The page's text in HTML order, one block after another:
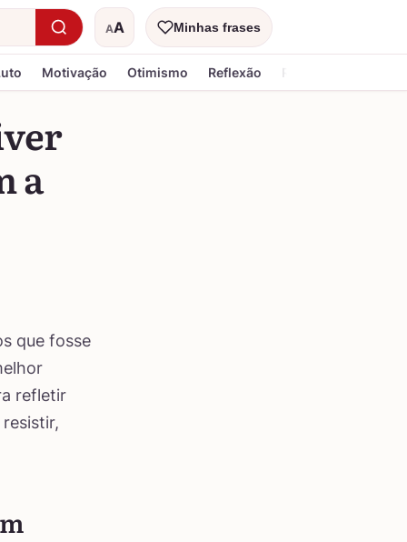
AA
Tamanho do textoMinhas frases
Motivação Otimismo Reflexão Religiosa
a
que fosse
refletir